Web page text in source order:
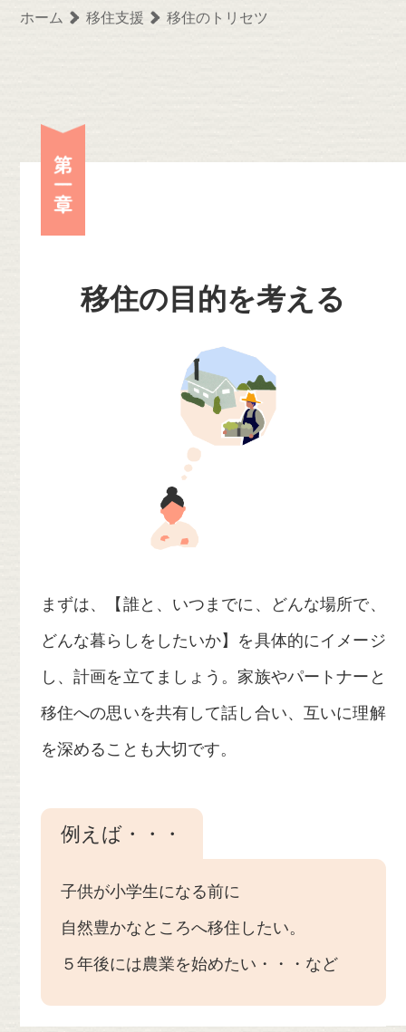
ホーム 移住支援 移住のトリセツ
移住の目的を考える
まずは、【誰と、いつまでに、どんな場所で、
どんな暮らしをしたいか】を具体的にイメージ
し、計画を立てましょう。家族やパートナーと
移住への思いを共有して話し合い、互いに理解
を深めることも大切です。
例えば・・・
子供が小学生になる前に
自然豊かなところへ移住したい。
５年後には農業を始めたい・・・など